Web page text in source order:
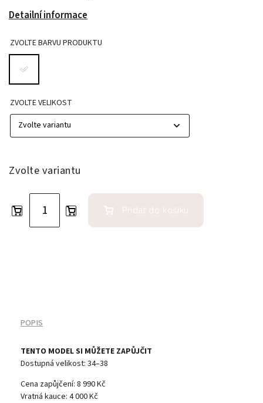
Detailní informace
ZVOLTE BARVU PRODUKTU
ZVOLTE VELIKOST
Zvolte variantu
Přidat do košíku
POPIS
TENTO MODEL SI MŮŽETE ZAPŮJČIT
Dostupná velikost: 34–38
Cena zapůjčení: 8 990 Kč
Vratná kauce: 4 000 Kč